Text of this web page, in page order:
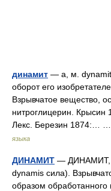
динамит — а, м.
оборот его
Взрывчатое вещество,
нитроглицерин. Крысин
Лекс. Березин 1874:…
языка
ДИНАМИТ — ДИНАМИТ,
dynamis сила).
образом обработанного